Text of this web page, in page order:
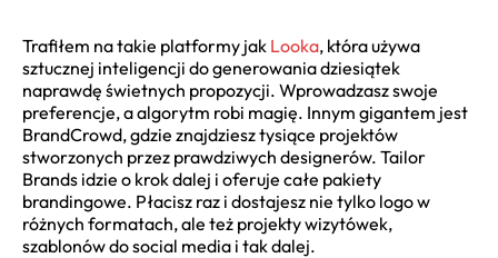
Trafiłem na takie platformy jak Looka, która używa
sztucznej inteligencji do generowania dziesiątek
naprawdę świetnych propozycji. Wprowadzasz swoje
preferencje, a algorytm robi magię. Innym gigantem jest
BrandCrowd, gdzie znajdziesz tysiące projektów
stworzonych przez prawdziwych designerów. Tailor
Brands idzie o krok dalej i oferuje całe pakiety
brandingowe. Płacisz raz i dostajesz nie tylko logo w
różnych formatach, ale też projekty wizytówek,
szablonów do social media i tak dalej.